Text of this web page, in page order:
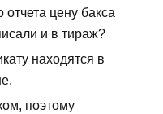
отчета цену бакса
и в тираж?
находятся в
поэтому